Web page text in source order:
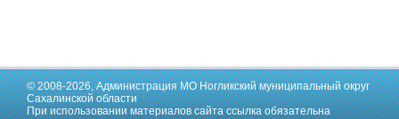
© 2008-2026,Администрация МО Ногликский муниципальный округ
Сахалинской области
При использовании материалов сайта ссылка обязательна